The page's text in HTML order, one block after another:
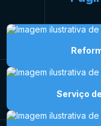
Serviço